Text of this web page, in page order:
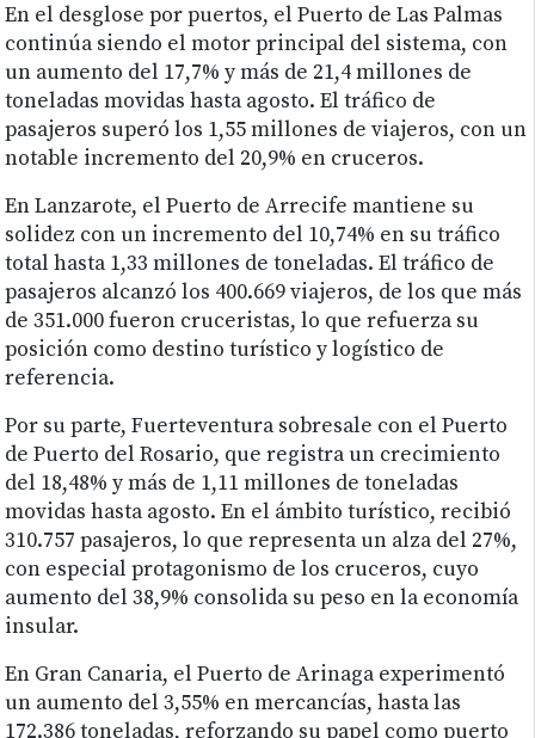
En el desglose por puertos, el Puerto de Las Palmas
continúa siendo el motor principal del sistema, con
un aumento del 17,7% y más de 21,4 millones de
toneladas movidas hasta agosto. El tráfico de
pasajeros superó los 1,55 millones de viajeros, con un
notable incremento del 20,9% en cruceros.
En Lanzarote, el Puerto de Arrecife mantiene su
solidez con un incremento del 10,74% en su tráfico
total hasta 1,33 millones de toneladas. El tráfico de
pasajeros alcanzó los 400.669 viajeros, de los que más
de 351.000 fueron cruceristas, lo que refuerza su
posición como destino turístico y logístico de
referencia.
Por su parte, Fuerteventura sobresale con el Puerto
de Puerto del Rosario, que registra un crecimiento
del 18,48% y más de 1,11 millones de toneladas
movidas hasta agosto. En el ámbito turístico, recibió
310.757 pasajeros, lo que representa un alza del 27%,
con especial protagonismo de los cruceros, cuyo
aumento del 38,9% consolida su peso en la economía
insular.
En Gran Canaria, el Puerto de Arinaga experimentó
un aumento del 3,55% en mercancías, hasta las
172.386 toneladas, reforzando su papel como puerto